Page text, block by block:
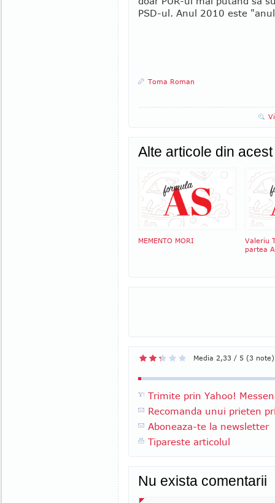
PSD-ul. Anul 2010 este
Toma Roman
Alte articole din
MEMENTO MORI
Valeriu
partea
Media 2,33 / 5 (3 note)
Trimite prin Yahoo!
Recomanda unui prieten
Aboneaza-te la newsletter
Tipareste articolul
Nu exista comentarii